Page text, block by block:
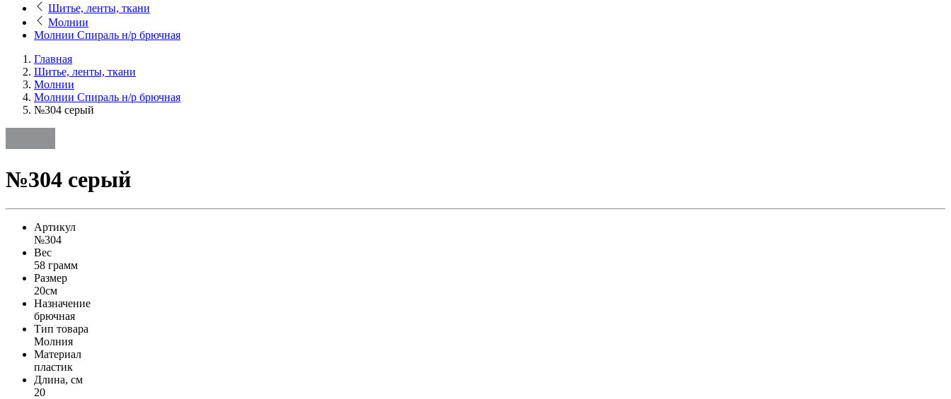
Шитье, ленты, ткани
Молнии
Молнии Спираль н/р брючная
Главная
Шитье, ленты, ткани
Молнии
Молнии Спираль н/р брючная
№304 серый
№304 серый
Артикул
№304
Вес
58 грамм
Размер
20см
Назначение
брючная
Тип товара
Молния
Материал
пластик
Длина, см
20